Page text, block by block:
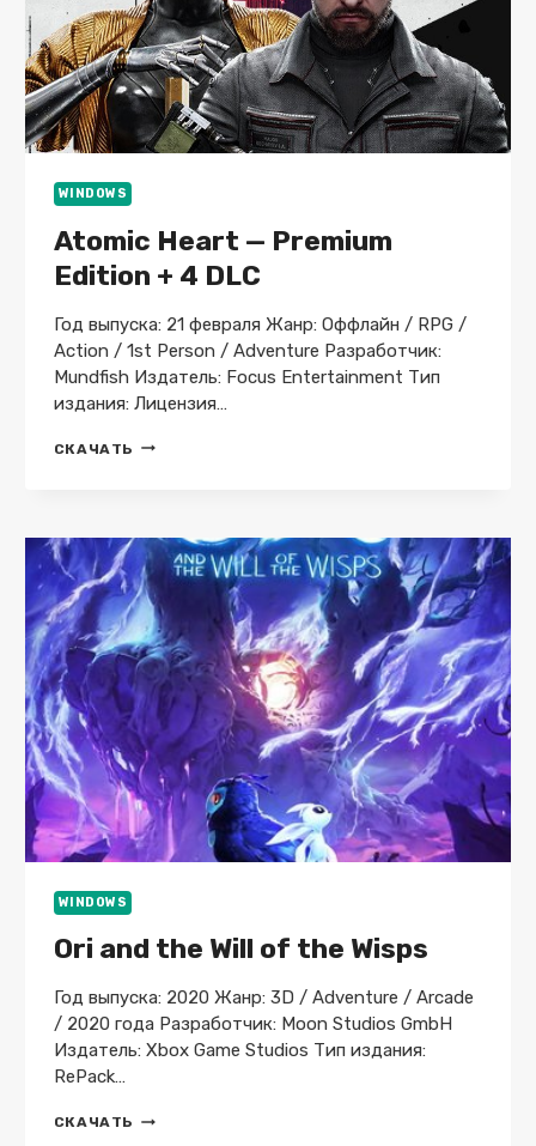
WINDOWS
Atomic Heart — Premium
Edition + 4 DLC
Год выпуска: 21 февраля Жанр: Оффлайн / RPG /
Action / 1st Person / Adventure Разработчик:
Mundfish Издатель: Focus Entertainment Тип
издания: Лицензия…
СКАЧАТЬ ATOMIC
4
DLC
WINDOWS
Ori and the Will of the Wisps
Год выпуска: 2020 Жанр: 3D / Adventure / Arcade
/ 2020 года Разработчик: Moon Studios GmbH
Издатель: Xbox Game Studios Тип издания:
RePack…
СКАЧАТЬ ORI